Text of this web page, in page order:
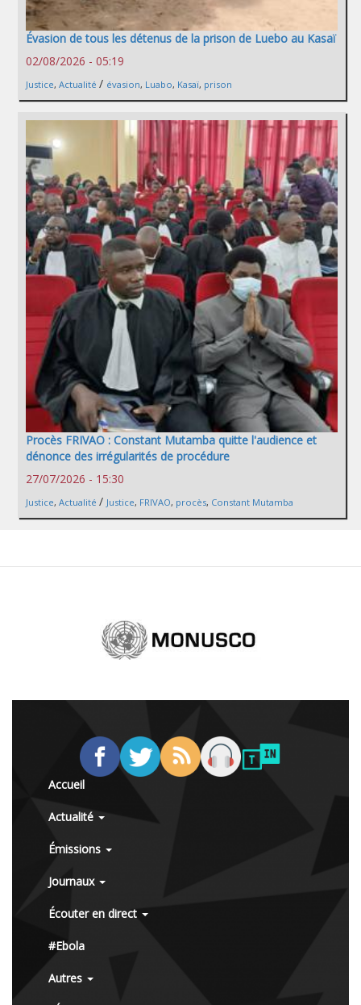
Évasion de tous les détenus de la prison de Luebo au Kasaï
02/08/2026 - 05:19
Justice, Actualité / évasion, Luabo, Kasaï, prison
Procès FRIVAO : Constant Mutamba quitte l'audience et
dénonce des irrégularités de procédure
27/07/2026 - 15:30
Justice, Actualité / Justice, FRIVAO, procès, Constant Mutamba
Accueil
Actualité
Émissions
Journaux
Écouter en direct
#Ebola
Autres